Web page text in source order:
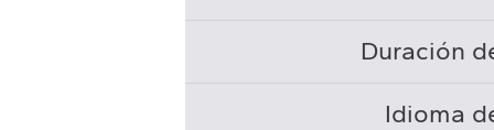
Duración
Idioma